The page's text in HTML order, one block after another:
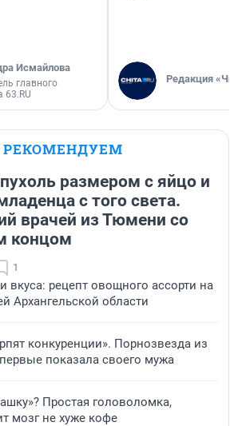
Исмайлова
главного
63.RU
Редакция
РЕКОМЕНДУЕМ
размером с яйцо и
с того света.
врачей из Тюмени со
концом
1
вкуса: рецепт овощного ассорти на
Архангельской области
конкуренции». Порнозвезда из
показала своего мужа
Простая головоломка,
мозг не хуже кофе